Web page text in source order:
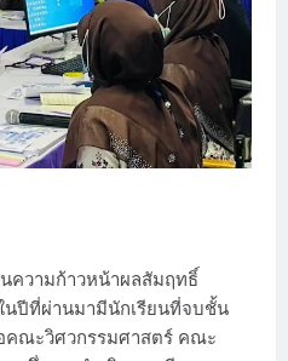
นความก้าวหน้าผลสัมฤทธิ์
นปีที่ผ่านมามีนักเรียนที่จบชั้น
ณะวิศวกรรมศาสตร์ คณะ